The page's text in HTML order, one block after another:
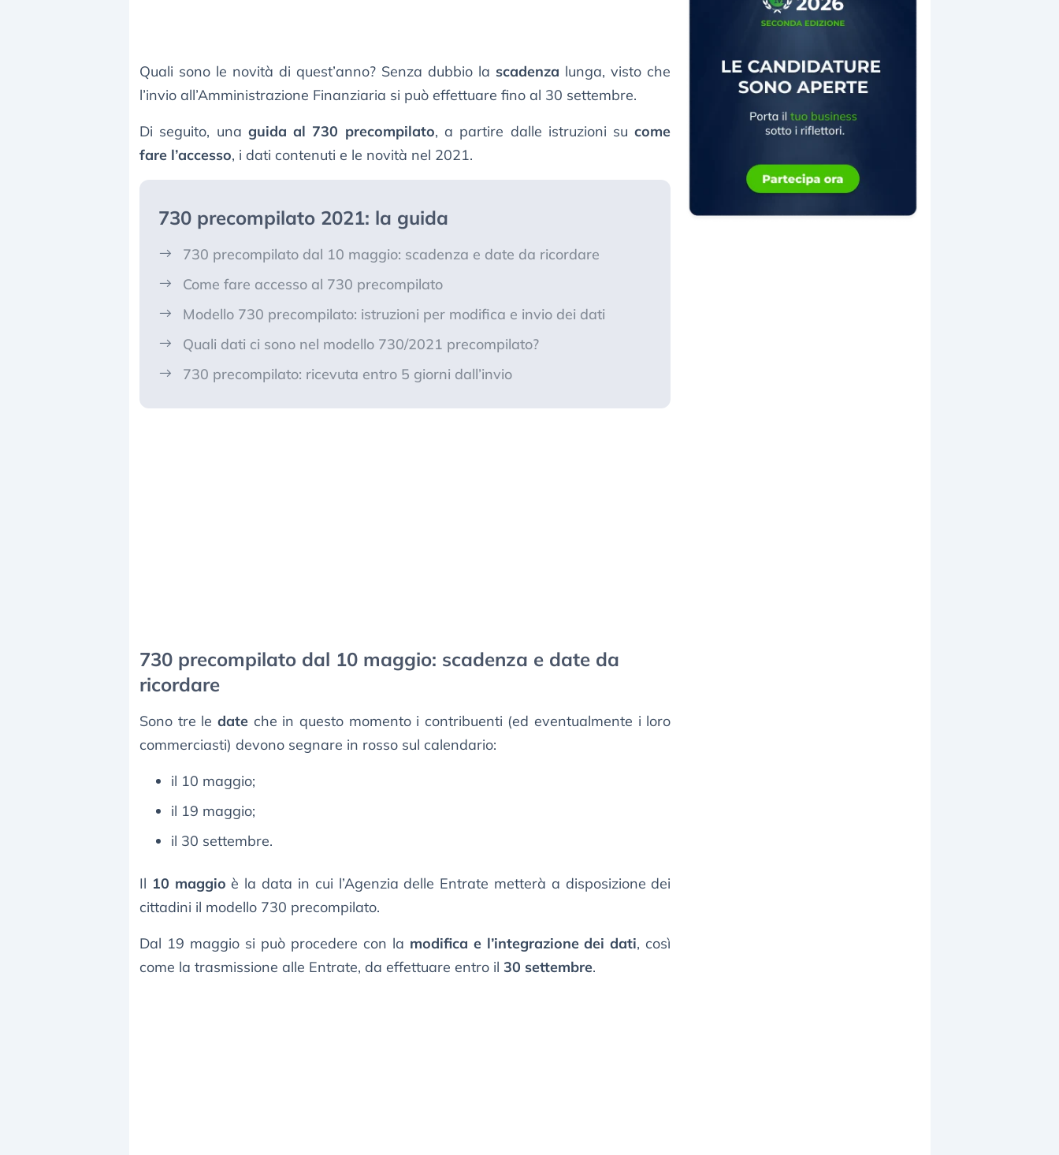
Quali sono le novità di quest’anno? Senza dubbio la scadenza lunga, visto che
l’invio all’Amministrazione Finanziaria si può effettuare fino al 30 settembre.
Di seguito, una guida al 730 precompilato, a partire dalle istruzioni sucome
fare l’accesso, i dati contenuti e le novità nel 2021.
730 precompilato 2021: la guida
730 precompilato dal 10 maggio: scadenza e date da ricordare
Come fare accesso al 730 precompilato
Modello 730 precompilato: istruzioni per modifica e invio dei dati
Quali dati ci sono nel modello 730/2021 precompilato?
730 precompilato: ricevuta entro 5 giorni dall’invio
730 precompilato dal 10 maggio: scadenza e date da
ricordare
Sono tre le dateche in questo momento i contribuenti (ed eventualmente i loro
commerciasti) devono segnare in rosso sul calendario:
il 10 maggio;
il 19 maggio;
il 30 settembre.
Il 10 maggio è la data in cui l’Agenzia delle Entrate metterà a disposizione dei
cittadini il modello 730 precompilato.
Dal 19 maggio si può procedere con la modifica e l’integrazione dei dati, così
come la trasmissione alle Entrate, da effettuare entro il 30 settembre.